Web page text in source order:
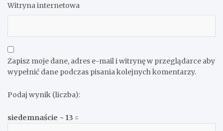
Witryna internetowa
Zapisz moje dane, adres e-mail i witrynę w przeglądarce aby
wypełnić dane podczas pisania kolejnych komentarzy.
Podaj wynik (liczba):
siedemnaście − 13 =